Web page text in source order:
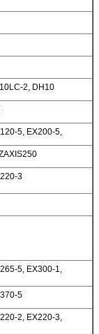
2, DH10
5, EX200-5,
3
5, EX300-1,
5
2, EX220-3,